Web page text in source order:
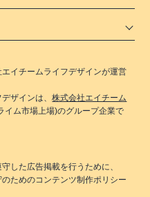
エイチームライフデザインが運営
デザインは、株式会社エイチーム
イム市場上場)のグループ企業で
した広告掲載を行うために、
ためのコンテンツ制作ポリシー